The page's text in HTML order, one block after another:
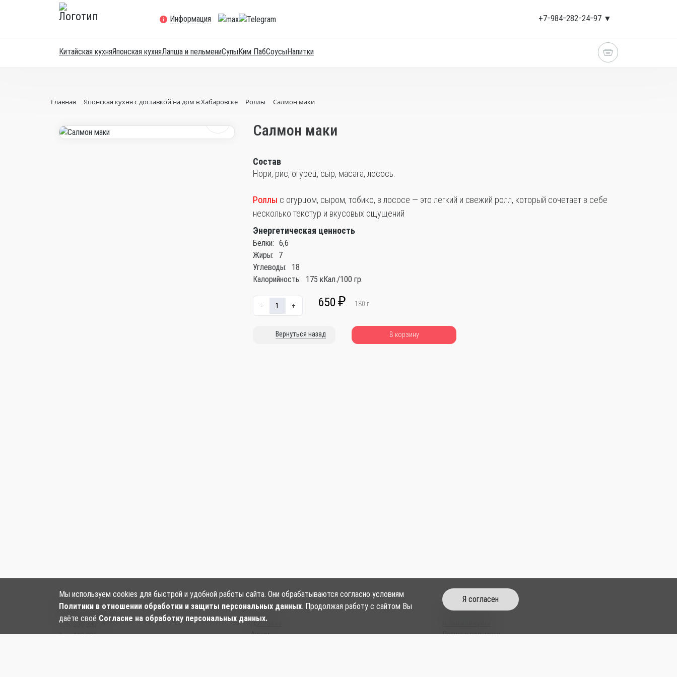
Информация +7‒984‒282‒24‒97 ▼
Китайская кухняЯпонская кухняЛапша и пельмениСупыКим ПабСоусыНапитки
Главная Японская кухня с доставкой на дом в Хабаровске Роллы Салмон маки
Салмон маки
Состав
Нори, рис, огурец, сыр, масага, лосось.
Роллы с огурцом, сыром, тобико, в лососе — это легкий и свежий ролл, который сочетает в себе
несколько текстур и вкусовых ощущений
Энергетическая ценность
Белки: 6,6
Жиры:
7
Углеводы:
18
Калорийность:
175 кКал./100 гр.
- + 650 ₽ 180 г
Вернуться назад В корзину
Наши контакты:
Тел:
Тел: 412-006
О нас
Доставка
Акции
Китайская кухня
Лапша и пельмени
Мы используем cookies для быстрой и удобной работы сайта. Они обрабатываются согласно условиям
Политики в отношении обработки и защиты персональных данных. Продолжая работу с сайтом Вы
даёте своё Согласие на обработку персональных данных.
Я согласен